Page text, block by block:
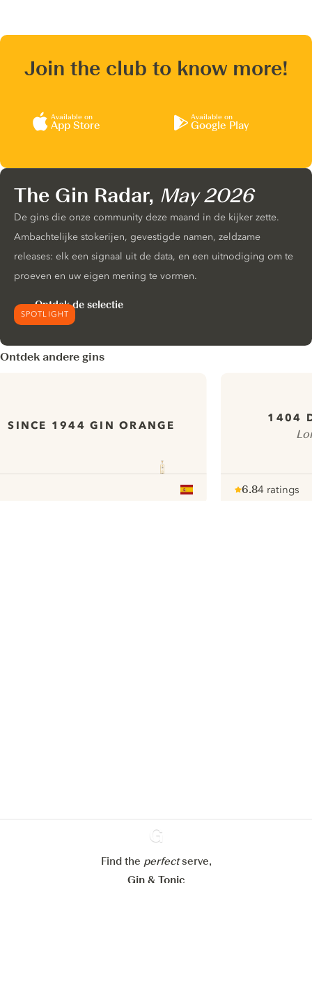
Join the club to know more!
Available on
App Store
Available on
Google Play
SPOTLIGHT
The Gin Radar, May 2026
De gins die onze community deze maand in de kijker zette.
Ambachtelijke stokerijen, gevestigde namen, zeldzame
releases: elk een signaal uit de data, en een uitnodiging om te
proeven en uw eigen mening te vormen.
Ontdek de selectie
Ontdek andere gins
SINCE 1944 GIN ORANGE
1404
6.84 ratings
Ginventory
Find the perfectserve,
Gin & Tonic